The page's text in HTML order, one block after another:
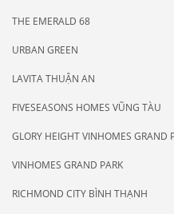
THE EMERALD 68
URBAN GREEN
LAVITA THUẬN AN
FIVESEASONS HOMES VŨNG TÀU
GLORY HEIGHT VINHOMES GRAND
VINHOMES GRAND PARK
RICHMOND CITY BÌNH THẠNH